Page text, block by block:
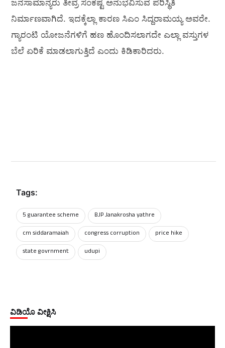
ಜನಸಾಮಾನ್ಯರು ತೀವ್ರ ಸಂಕಷ್ಟ ಅನುಭವಿಸುವ ಪರಿಸ್ಥಿತಿ
ನಿರ್ಮಾಣವಾಗಿದೆ. ಇದಕ್ಕೆಲ್ಲಾ ಕಾರಣ ಸಿಎಂ ಸಿದ್ದರಾಮಯ್ಯ ಅವರೇ.
ಗ್ಯಾರಂಟಿ ಯೋಜನೆಗಳಿಗೆ ಹಣ ಹೊಂದಿಸಲಾಗದೇ ಎಲ್ಲಾ ವಸ್ತುಗಳ
ಬೆಲೆ ಏರಿಕೆ ಮಾಡಲಾಗುತ್ತಿದೆ ಎಂದು ಕಿಡಿಕಾರಿದರು.
Tags:
5 guarantee scheme
BJP Janakrosha yathre
cm siddaramaiah
congress corruption
price hike
state govrnment
udupi
ವಿಡಿಯೊ ವೀಕ್ಷಿಸಿ